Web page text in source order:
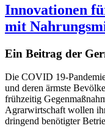
Innovationen
mit
Ein Beitrag der
Die COVID 19-
und deren ärmste
frühzeitig
Agrarwirtschaft wollen
dringend benötigter